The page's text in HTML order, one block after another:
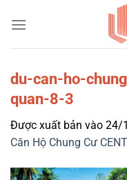
qua
du-can-ho-
quan-8-3
Được xuất bản vào 24/
Căn Hộ Chung Cư